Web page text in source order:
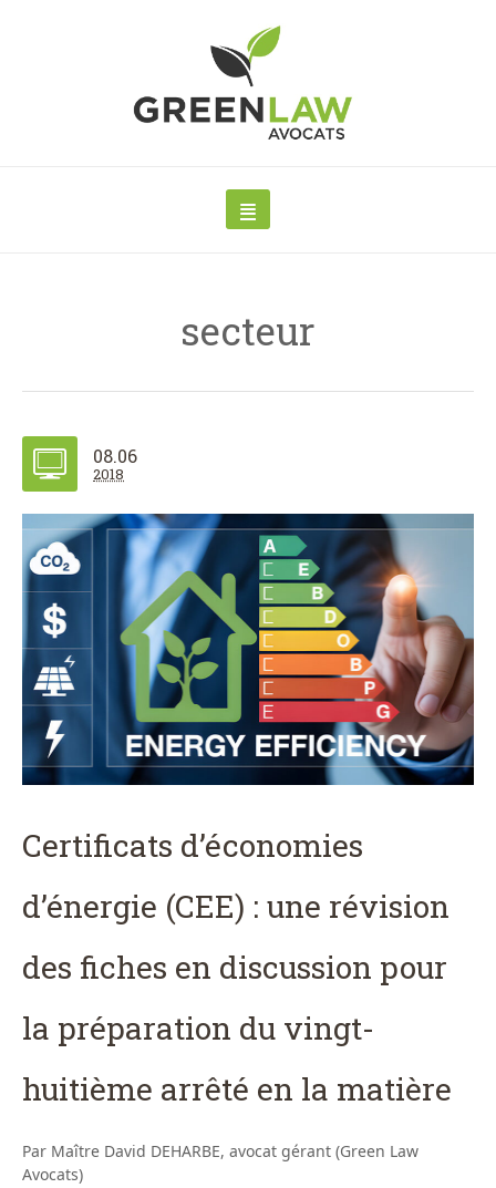
secteur
08.06
2018
Certificats d’économies
d’énergie (CEE) : une révision
des fiches en discussion pour
la préparation du vingt-
huitième arrêté en la matière
Par Maître David DEHARBE, avocat gérant (Green Law
Avocats)